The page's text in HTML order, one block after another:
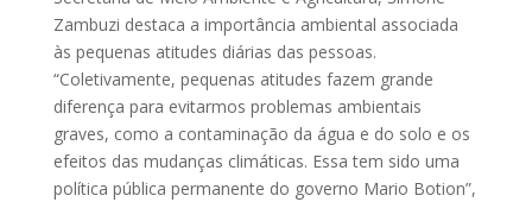
Zambuzi destaca a importância ambiental associada
às pequenas atitudes diárias das pessoas.
“Coletivamente, pequenas atitudes fazem grande
diferença para evitarmos problemas ambientais
graves, como a contaminação da água e do solo e os
efeitos das mudanças climáticas. Essa tem sido uma
política pública permanente do governo Mario Botion”,